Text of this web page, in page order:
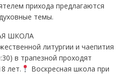
прихода предлагаются
темы.
ШКОЛА
литургии и чаепития
в трапезной проходят
лет.
Воскресная школа при